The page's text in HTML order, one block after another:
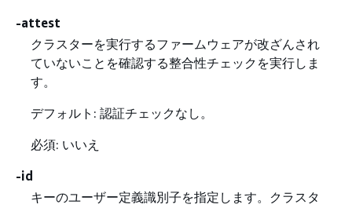
-attest
クラスターを実行するファームウェアが改ざんされ
ていないことを確認する整合性チェックを実行しま
す。
デフォルト: 認証チェックなし。
必須: いいえ
-id
キーのユーザー定義識別子を指定します。クラスタ